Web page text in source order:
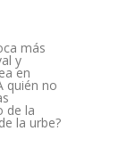
más
y
en
quién no
de la
la urbe?